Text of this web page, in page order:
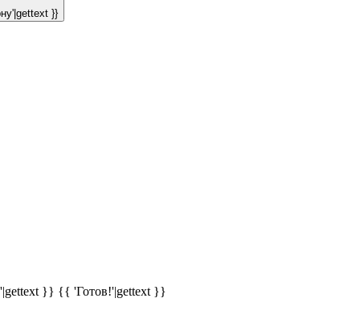
}}
}} {{ 'Готов!'|gettext }}